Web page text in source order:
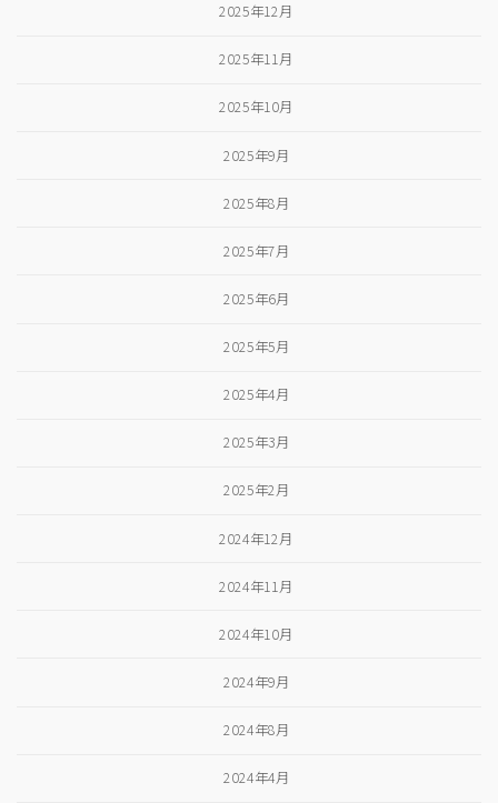
2025年12月
2025年11月
2025年10月
2025年9月
2025年8月
2025年7月
2025年6月
2025年5月
2025年4月
2025年3月
2025年2月
2024年12月
2024年11月
2024年10月
2024年9月
2024年8月
2024年4月